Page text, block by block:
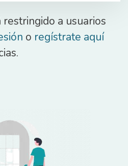
a usuarios
o regístrate aquí